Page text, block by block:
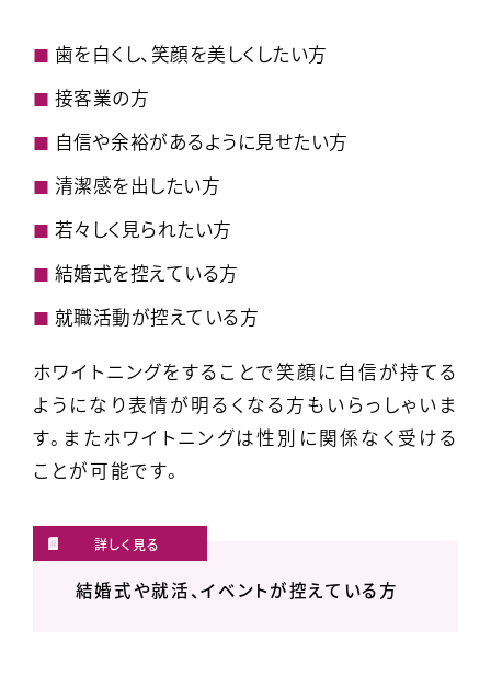
歯を白くし、笑顔を美しくしたい方
接客業の方
自信や余裕があるように見せたい方
清潔感を出したい方
若々しく見られたい方
結婚式を控えている方
就職活動が控えている方
ホワイトニングをすることで笑顔に自信が持てる
ようになり表情が明るくなる方もいらっしゃいま
す。またホワイトニングは性別に関係なく受ける
ことが可能です。
結婚式や就活、イベントが控えている方